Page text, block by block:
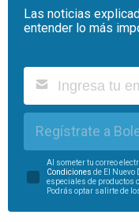
Las noticias
entender lo más
Regístrate a
Al someter tu correo
Condiciones de El Nuevo
especiales de productos
Podrás optar salirte de